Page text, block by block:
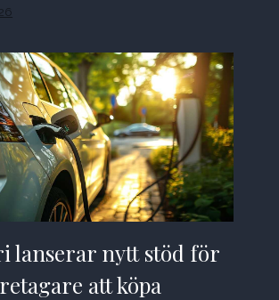
lanserar nytt stöd för
att köpa